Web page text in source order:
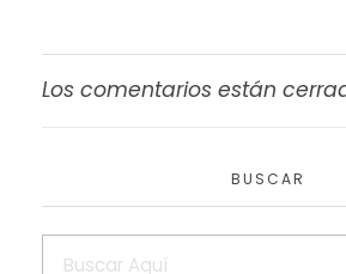
Los comentarios están
BUSCAR